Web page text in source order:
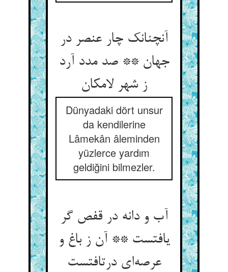
آنچنانک چار عنصر در
جهان ** صد مدد آرد
ز شهر لامکان
Dünyadaki dört unsur
da kendilerine
Lâmekân âleminden
yüzlerce yardım
geldiğini bilmezler.
آب و دانه در قفص گر
یافتست ** آن ز باغ و
عرصه‌ای درتافتست